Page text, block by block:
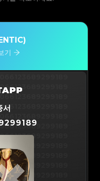
기
서